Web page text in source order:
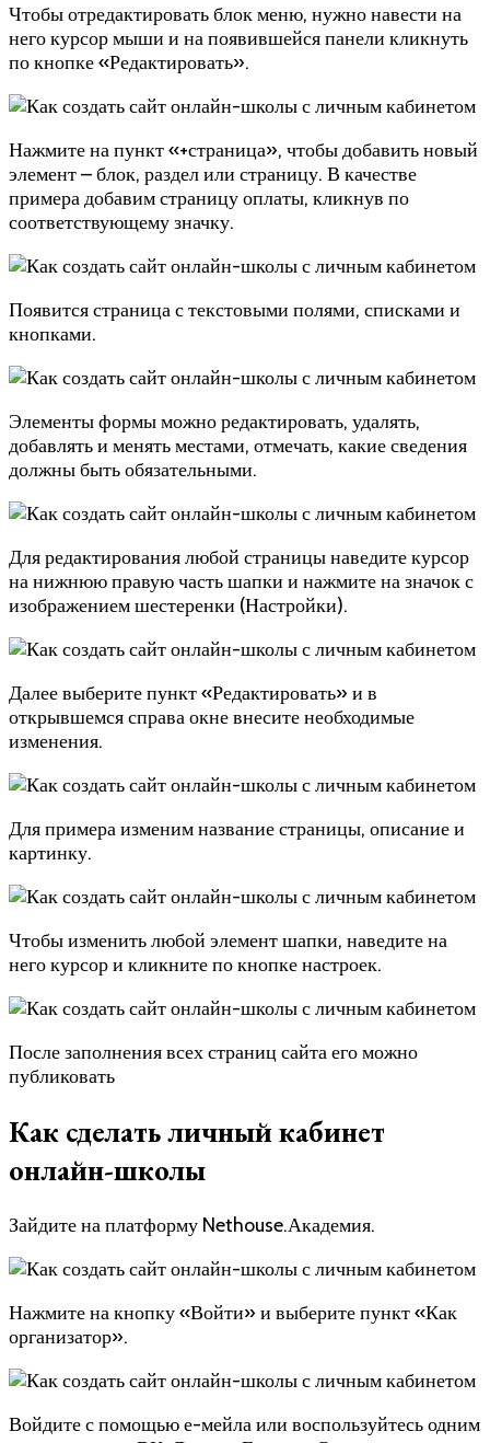
Чтобы отредактировать блок меню, нужно навести на
него курсор мыши и на появившейся панели кликнуть
по кнопке «Редактировать».
Нажмите на пункт «+страница», чтобы добавить новый
элемент – блок, раздел или страницу. В качестве
примера добавим страницу оплаты, кликнув по
соответствующему значку.
Появится страница с текстовыми полями, списками и
кнопками.
Элементы формы можно редактировать, удалять,
добавлять и менять местами, отмечать, какие сведения
должны быть обязательными.
Для редактирования любой страницы наведите курсор
на нижнюю правую часть шапки и нажмите на значок с
изображением шестеренки (Настройки).
Далее выберите пункт «Редактировать» и в
открывшемся справа окне внесите необходимые
изменения.
Для примера изменим название страницы, описание и
картинку.
Чтобы изменить любой элемент шапки, наведите на
него курсор и кликните по кнопке настроек.
После заполнения всех страниц сайта его можно
публиковать
Как сделать личный кабинет
онлайн-школы
Зайдите на платформу Nethouse.Академия.
Нажмите на кнопку «Войти» и выберите пункт «Как
организатор».
Войдите с помощью е-мейла или воспользуйтесь одним